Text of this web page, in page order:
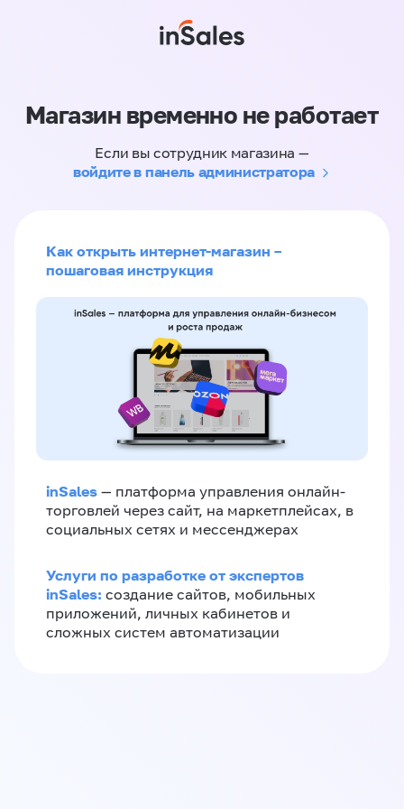
Магазин временно не работает
Если вы сотрудник магазина —
войдите в панель администратора
Как открыть интернет-магазин –
пошаговая инструкция
inSales — платформа управления онлайн-
торговлей через сайт, на маркетплейсах, в
социальных сетях и мессенджерах
Услуги по разработке от экспертов
inSales: создание сайтов, мобильных
приложений, личных кабинетов и
сложных систем автоматизации